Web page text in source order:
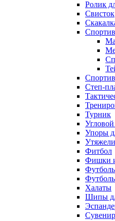
Ролик
Свисток
Степ-
Турник
Упоры
Фитбол
Фишки
Халаты
Шипы